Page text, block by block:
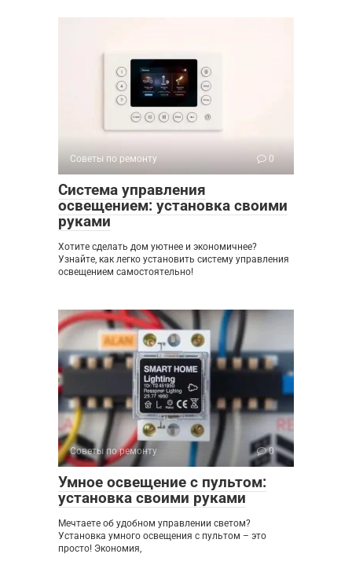
Советы по ремонту 0
Система управления
освещением: установка своими
руками
Хотите сделать дом уютнее и экономичнее?
Узнайте, как легко установить систему управления
освещением самостоятельно!
Советы по ремонту 0
Умное освещение с пультом:
установка своими руками
Мечтаете об удобном управлении светом?
Установка умного освещения с пультом – это
просто! Экономия,